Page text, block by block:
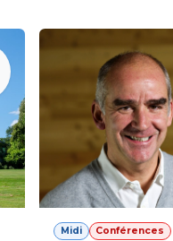
Midi Conférences